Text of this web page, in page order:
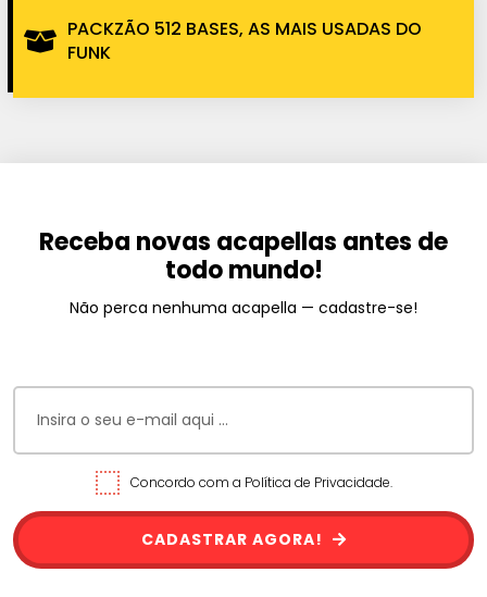
PACKZÃO 512 BASES, AS MAIS USADAS DO
FUNK
Receba novas acapellas antes de
todo mundo!
Não perca nenhuma acapella — cadastre-se!
Concordo com a Política de Privacidade.
CADASTRAR AGORA!